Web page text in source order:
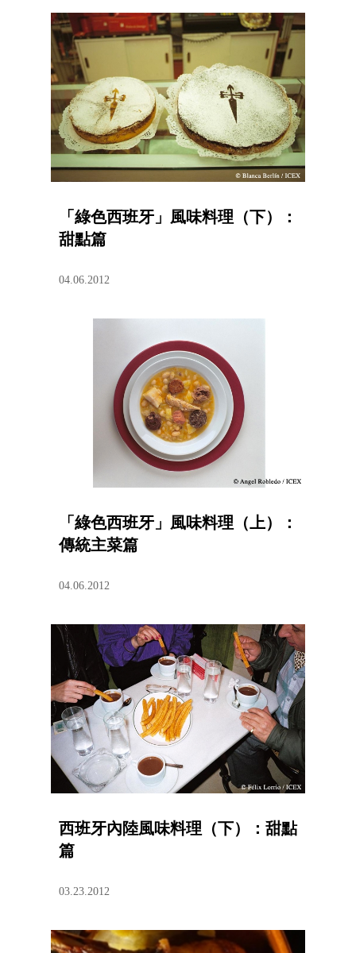
「綠色西班牙」風味料理（下）：
甜點篇
04.06.2012
「綠色西班牙」風味料理（上）：
傳統主菜篇
04.06.2012
西班牙內陸風味料理（下）：甜點
篇
03.23.2012